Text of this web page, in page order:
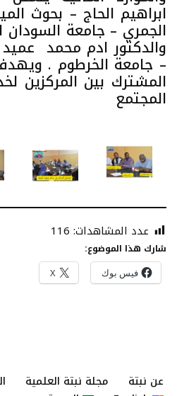
ابراهيم الحاج – بحوث
الجمري – جامعة السودان
والدكتور ادم محمد
– جامعة الخرطوم .
المشترك بين المركزين
المجتمع
عدد المشاهدات: 116
شارك هذا الموضوع:
فيس بوك X
عن نبتة مجلة نبتة العلمية